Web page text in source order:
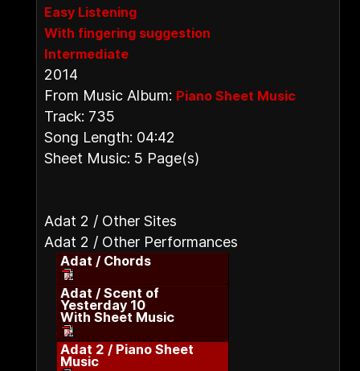
Easy Listening
With fingering suggestion
Intermediate
2014
From Music Album: Piano Sheet Music
Track: 735
Song Length: 04:42
Sheet Music: 5 Page(s)
Adat 2 / Other Sites
Adat 2 / Other Performances
Adat / Chords
Adat / Scent of
Yesterday 10
With Sheet Music
Adat 2 / Piano Sheet
Music